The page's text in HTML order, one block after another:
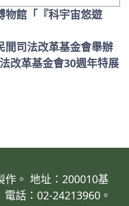
物館「『科宇宙悠遊
間司法改革基金會舉辦
改革基金會30週年特展
作。 地址：200010基
話：02-24213960。